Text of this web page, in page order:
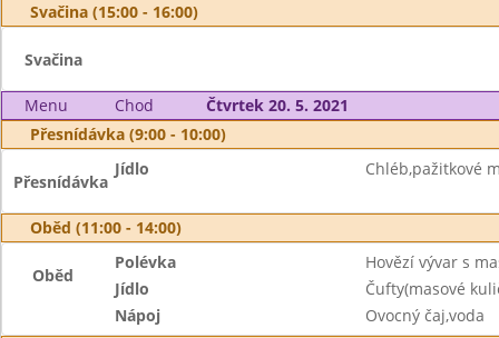
Svačina (15:00 - 16:00)
Svačina
Menu Chod
Čtvrtek 20. 5. 2021
Přesnídávka (9:00 - 10:00)
Přesnídávka
Jídlo Chléb,pažitkové
Oběd (11:00 - 14:00)
Oběd
Polévka
Hovězí vývar s
Jídlo
Čufty(masové
Nápoj
Ovocný čaj,voda